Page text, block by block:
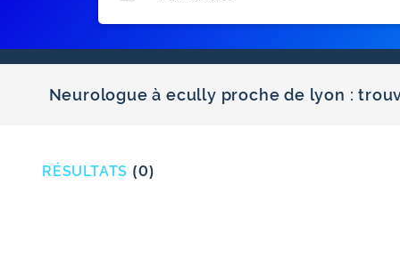
Neurologue à ecully proche de lyon :
RÉSULTATS (0)